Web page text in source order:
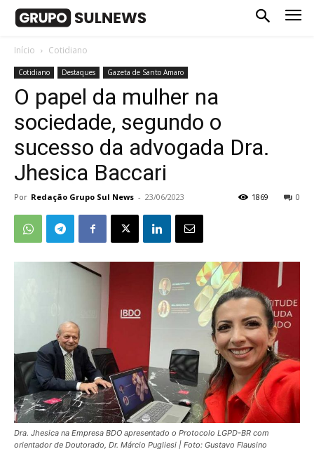
Início Cotidiano
Cotidiano Destaques Gazeta de Santo Amaro
O papel da mulher na
sociedade, segundo o
sucesso da advogada Dra.
Jhesica Baccari
Por Redação Grupo Sul News - 23/06/2023 0
1869
Dra. Jhesica na Empresa BDO apresentado o Protocolo LGPD-BR com
orientador de Doutorado, Dr. Márcio Pugliesi | Foto: Gustavo Flausino